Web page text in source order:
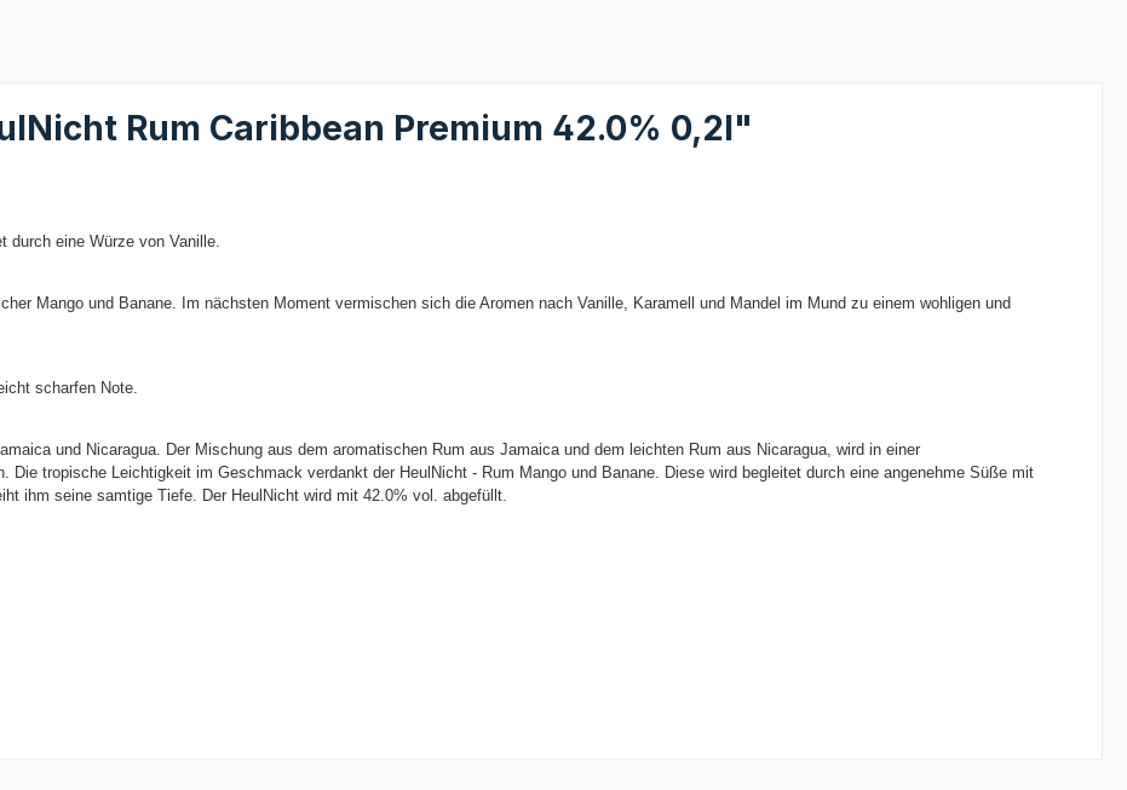
Rum Caribbean Premium 42.0% 0,2l"
durch eine Würze von Vanille.
Mango und Banane. Im nächsten Moment vermischen sich die Aromen nach Vanille, Karamell und Mandel im Mund zu einem wohligen und
scharfen Note.
und Nicaragua. Der Mischung aus dem aromatischen Rum aus Jamaica und dem leichten Rum aus Nicaragua, wird in einer
Die tropische Leichtigkeit im Geschmack verdankt der HeulNicht - Rum Mango und Banane. Diese wird begleitet durch eine angenehme Süße mit
ihm seine samtige Tiefe. Der HeulNicht wird mit 42.0% vol. abgefüllt.